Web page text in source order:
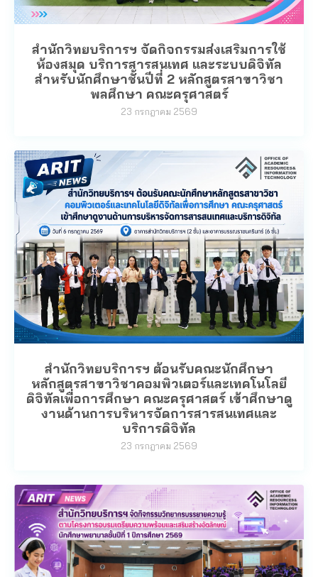
สำนักวิทยบริการฯ จัดกิจกรรมส่งเสริมการใช้
ห้องสมุด บริการสารสนเทศ และระบบดิจิทัล
สำหรับนักศึกษาชั้นปีที่ 2 หลักสูตรสาขาวิชา
พลศึกษา คณะครุศาสตร์
23 กรกฎาคม 2569
สำนักวิทยบริการฯ ต้อนรับคณะนักศึกษา
หลักสูตรสาขาวิชาคอมพิวเตอร์และเทคโนโลยี
ดิจิทัลเพื่อการศึกษา คณะครุศาสตร์ เข้าศึกษาดู
งานด้านการบริหารจัดการสารสนเทศและ
บริการดิจิทัล
23 กรกฎาคม 2569